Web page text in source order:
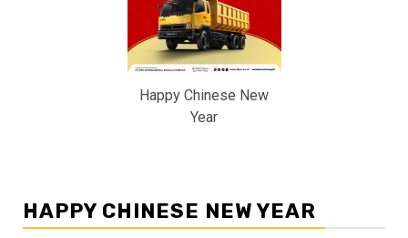
Happy Chinese New
Year
HAPPY CHINESE NEW YEAR